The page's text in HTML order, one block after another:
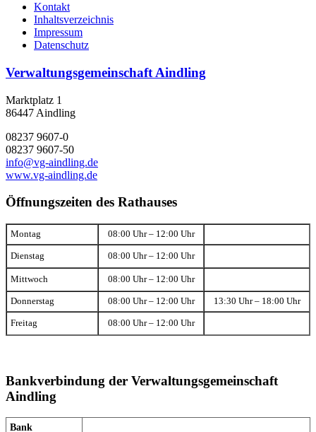
Kontakt
Inhaltsverzeichnis
Impressum
Datenschutz
Verwaltungsgemeinschaft Aindling
Marktplatz 1
86447 Aindling
08237 9607-0
08237 9607-50
info@vg-aindling.de
www.vg-aindling.de
Öffnungszeiten des Rathauses
Montag 08:00 Uhr – 12:00 Uhr
Dienstag 08:00 Uhr – 12:00 Uhr
Mittwoch 08:00 Uhr – 12:00 Uhr
Donnerstag 08:00 Uhr – 12:00 Uhr 13:30 Uhr – 18:00 Uhr
Freitag 08:00 Uhr – 12:00 Uhr
Bankverbindung der Verwaltungsgemeinschaft
Aindling
Bank